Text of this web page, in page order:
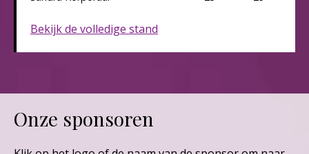
Bekijk de volledige stand
Onze sponsoren